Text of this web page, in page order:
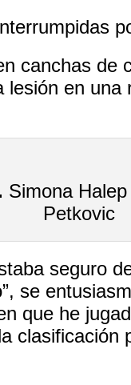
canchas de
lesión en una
Simona
Petkovic
seguro
se
que he
clasificación